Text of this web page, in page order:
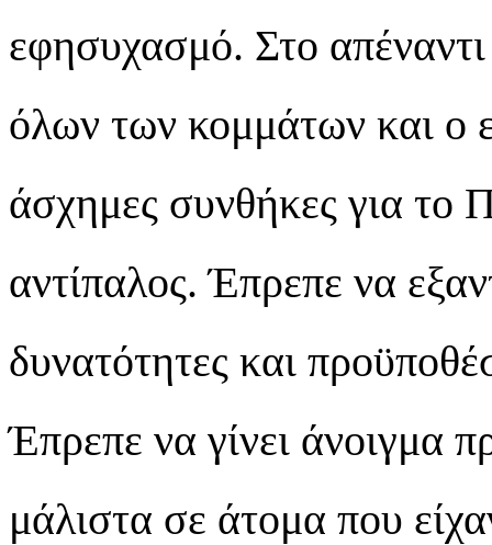
εφησυχασμό. Στο
όλων των κομμάτων και ο
άσχημες συνθήκες για
αντίπαλος. Έπρεπε να
δυνατότητες και
Έπρεπε να γίνει άνοιγμα
μάλιστα σε άτομα που